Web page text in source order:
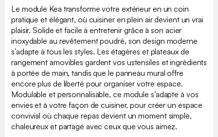
Le module Kea transforme votre extérieur en un coin
pratique et élégant, où cuisiner en plein air devient un vrai
plaisir. Solide et facile à entretenir grâce à son acier
inoxydable au revêtement poudré, son design moderne
s’adapte à tous les styles. Les étagères et plateaux de
rangement amovibles gardent vos ustensiles et ingrédients
à portée de main, tandis que le panneau mural offre
encore plus de liberté pour organiser votre espace.
Modulable et personnalisable, ce module s’adapte à vos
envies et à votre façon de cuisiner, pour créer un espace
convivial où chaque repas devient un moment simple,
chaleureux et partagé avec ceux que vous aimez.